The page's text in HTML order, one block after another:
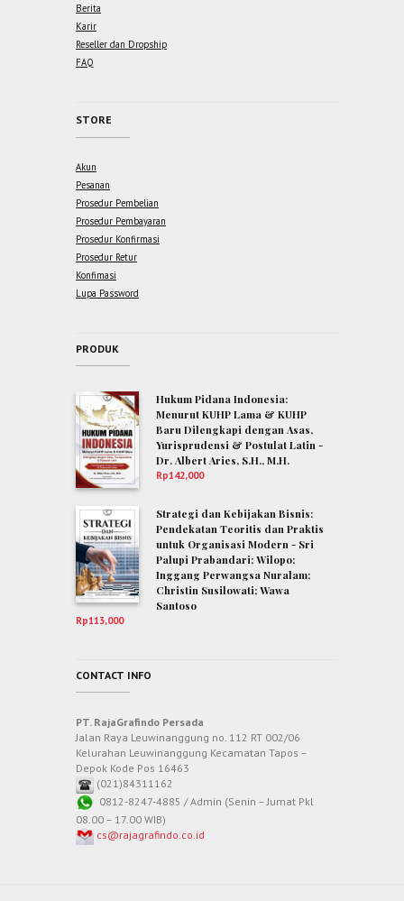
Berita
Karir
Reseller dan Dropship
FAQ
STORE
Akun
Pesanan
Prosedur Pembelian
Prosedur Pembayaran
Prosedur Konfirmasi
Prosedur Retur
Konfimasi
Lupa Password
PRODUK
Hukum Pidana Indonesia:
Menurut KUHP Lama & KUHP
Baru Dilengkapi dengan Asas,
Yurisprudensi & Postulat Latin -
Dr. Albert Aries, S.H., M.H.
Rp142,000
Strategi dan Kebijakan Bisnis:
Pendekatan Teoritis dan Praktis
untuk Organisasi Modern - Sri
Palupi Prabandari; Wilopo;
Inggang Perwangsa Nuralam;
Christin Susilowati; Wawa
Santoso
Rp113,000
CONTACT INFO
PT. RajaGrafindo Persada
Jalan Raya Leuwinanggung no. 112 RT 002/06
Kelurahan Leuwinanggung Kecamatan Tapos –
Depok Kode Pos 16463
(021)84311162
0812-8247-4885 / Admin (Senin – Jumat Pkl
08.00 – 17.00 WIB)
cs@rajagrafindo.co.id